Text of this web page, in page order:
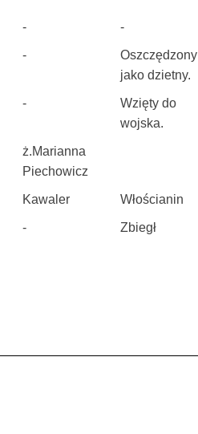
- -
-
Oszczędzony
jako dzietny.
-
Wzięty do
wojska.
ż.Marianna
Piechowicz
Kawaler Włościanin
- Zbiegł